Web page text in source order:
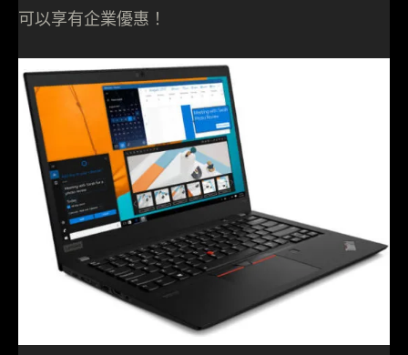
可以享有企業優惠！